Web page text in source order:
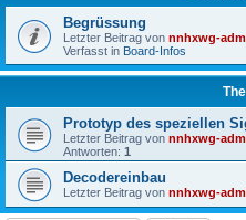
Begrüssung
Letzter Beitrag von nnhxwg-
Verfasst in Board-Infos
Prototyp des speziellen
Letzter Beitrag von nnhxwg-
Antworten: 1
Decodereinbau
Letzter Beitrag von nnhxwg-